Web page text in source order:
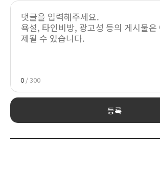
0 / 300
등록